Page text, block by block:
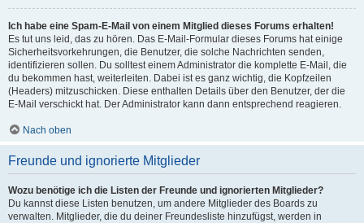
Ich habe eine Spam-E-Mail von einem Mitglied dieses Forums erhalten!
Es tut uns leid, das zu hören. Das E-Mail-Formular dieses Forums hat einige
Sicherheitsvorkehrungen, die Benutzer, die solche Nachrichten senden,
identifizieren sollen. Du solltest einem Administrator die komplette E-Mail, die
du bekommen hast, weiterleiten. Dabei ist es ganz wichtig, die Kopfzeilen
(Headers) mitzuschicken. Diese enthalten Details über den Benutzer, der die
E-Mail verschickt hat. Der Administrator kann dann entsprechend reagieren.
Nach oben
Freunde und ignorierte Mitglieder
Wozu benötige ich die Listen der Freunde und ignorierten Mitglieder?
Du kannst diese Listen benutzen, um andere Mitglieder des Boards zu
verwalten. Mitglieder, die du deiner Freundesliste hinzufügst, werden in